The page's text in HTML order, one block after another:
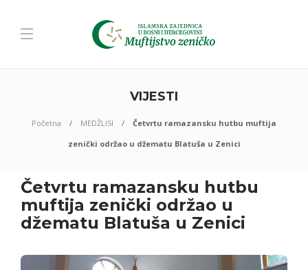
VIJESTI
Početna MEDŽLISI
Četvrtu ramazansku hutbu muftija
zenički održao u džematu Blatuša u Zenici
Četvrtu ramazansku hutbu
muftija zenički održao u
džematu Blatuša u Zenici